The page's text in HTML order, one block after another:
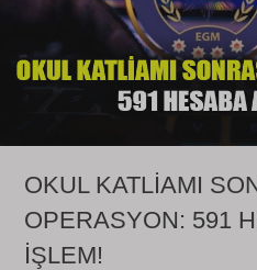
OKUL KATLİAMI
OPERASYON: 591
İŞLEM!